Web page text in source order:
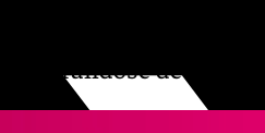
que el conductor
de que